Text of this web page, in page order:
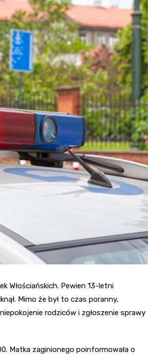
Włościańskich. Pewien 13-letni
Mimo że był to czas poranny,
rodziców i zgłoszenie sprawy
Matka zaginionego poinformowała o